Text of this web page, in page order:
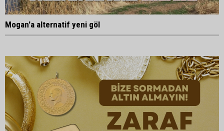
Mogan'a alternatif yeni göl